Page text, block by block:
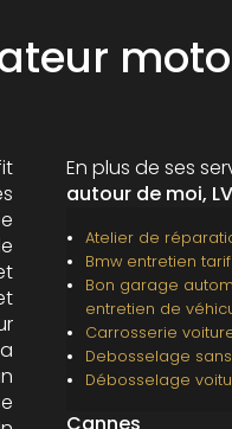
En plus de ses
autour de moi,
Atelier de
Bmw entretien tarif
Bon garage
entretien de
Carrosserie
Debosselage
Débosselage